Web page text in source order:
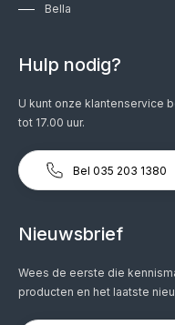
Bella
Hulp nodig?
U kunt onze klantenservice
tot 17.00 uur.
Bel 035 203 1380
Nieuwsbrief
Wees de eerste die
producten en het laatste